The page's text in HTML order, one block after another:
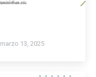
marzo 13, 2025